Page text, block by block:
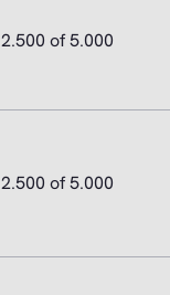
2.500 of 5.000
2.500 of 5.000